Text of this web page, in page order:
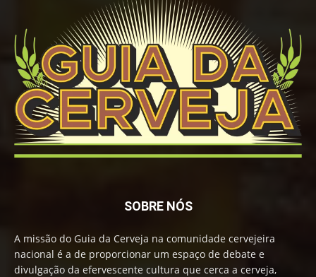
SOBRE NÓS
A missão do Guia da Cerveja na comunidade cervejeira
nacional é a de proporcionar um espaço de debate e
divulgação da efervescente cultura que cerca a cerveja,